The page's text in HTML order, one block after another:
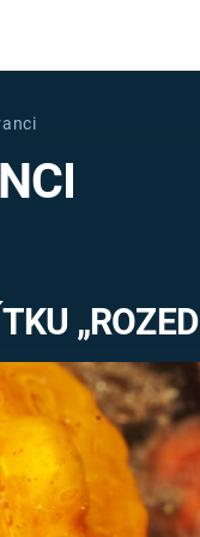
VÁLEČNÉ